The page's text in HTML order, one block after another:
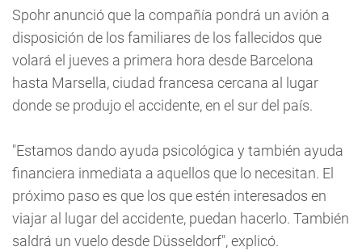
Spohr anunció que la compañía pondrá un avión a
disposición de los familiares de los fallecidos que
volará el jueves a primera hora desde Barcelona
hasta Marsella, ciudad francesa cercana al lugar
donde se produjo el accidente, en el sur del país.
"Estamos dando ayuda psicológica y también ayuda
financiera inmediata a aquellos que lo necesitan. El
próximo paso es que los que estén interesados en
viajar al lugar del accidente, puedan hacerlo. También
saldrá un vuelo desde Düsseldorf", explicó.